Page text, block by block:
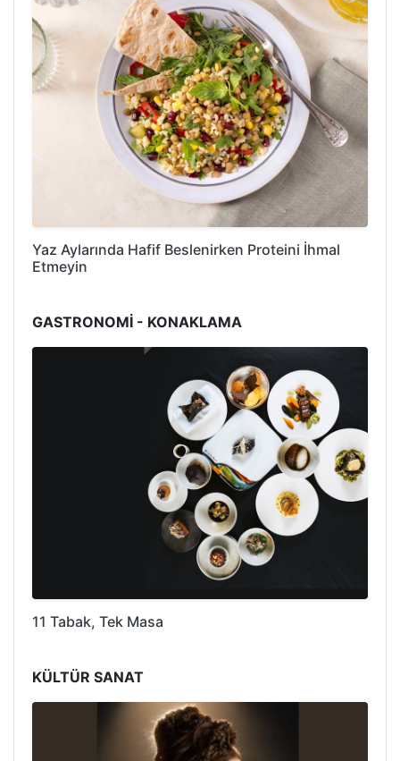
Yaz Aylarında Hafif Beslenirken Proteini İhmal
Etmeyin
GASTRONOMİ - KONAKLAMA
11 Tabak, Tek Masa
KÜLTÜR SANAT